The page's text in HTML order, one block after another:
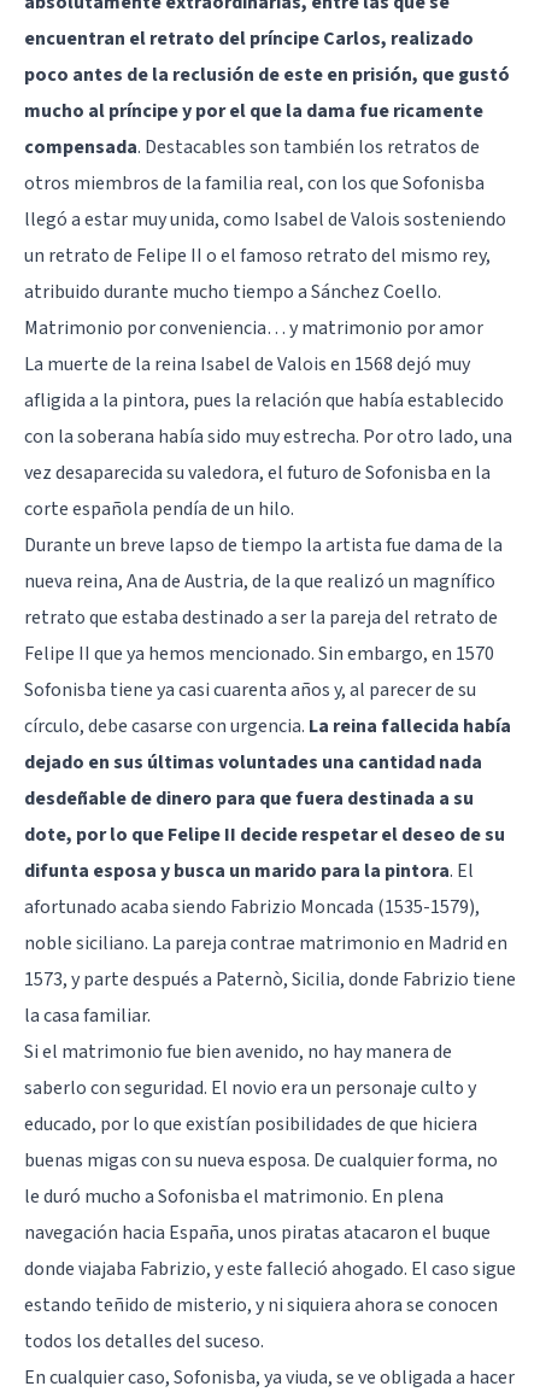
encuentran el retrato del príncipe Carlos, realizado
poco antes de la reclusión de este en prisión, que gustó
mucho al príncipe y por el que la dama fue ricamente
compensada. Destacables son también los retratos de
otros miembros de la familia real, con los que Sofonisba
llegó a estar muy unida, como Isabel de Valois sosteniendo
un retrato de Felipe II o el famoso retrato del mismo rey,
atribuido durante mucho tiempo a Sánchez Coello.
Matrimonio por conveniencia… y matrimonio por amor
La muerte de la reina Isabel de Valois en 1568 dejó muy
afligida a la pintora, pues la relación que había establecido
con la soberana había sido muy estrecha. Por otro lado, una
vez desaparecida su valedora, el futuro de Sofonisba en la
corte española pendía de un hilo.
Durante un breve lapso de tiempo la artista fue dama de la
nueva reina, Ana de Austria, de la que realizó un magnífico
retrato que estaba destinado a ser la pareja del retrato de
Felipe II que ya hemos mencionado. Sin embargo, en 1570
Sofonisba tiene ya casi cuarenta años y, al parecer de su
círculo, debe casarse con urgencia. La reina fallecida había
dejado en sus últimas voluntades una cantidad nada
desdeñable de dinero para que fuera destinada a su
dote, por lo que Felipe II decide respetar el deseo de su
difunta esposa y busca un marido para la pintora. El
afortunado acaba siendo Fabrizio Moncada (1535-1579),
noble siciliano. La pareja contrae matrimonio en Madrid en
1573, y parte después a Paternò, Sicilia, donde Fabrizio tiene
la casa familiar.
Si el matrimonio fue bien avenido, no hay manera de
saberlo con seguridad. El novio era un personaje culto y
educado, por lo que existían posibilidades de que hiciera
buenas migas con su nueva esposa. De cualquier forma, no
le duró mucho a Sofonisba el matrimonio. En plena
navegación hacia España, unos piratas atacaron el buque
donde viajaba Fabrizio, y este falleció ahogado. El caso sigue
estando teñido de misterio, y ni siquiera ahora se conocen
todos los detalles del suceso.
En cualquier caso, Sofonisba, ya viuda, se ve obligada a hacer